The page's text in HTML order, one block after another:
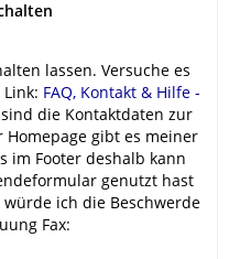
lassen. Versuche es
FAQ, Kontakt & Hilfe -
die Kontaktdaten zur
Homepage gibt es meiner
im Footer deshalb kann
genutzt hast
ich die Beschwerde
Fax: